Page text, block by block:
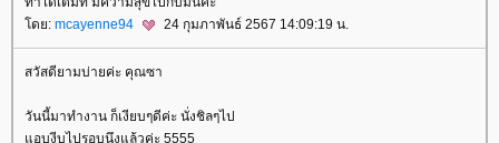
ดย: mcayenne94 24 กุมภาพันธ์ 2567 14:09:19 น.
สวัสดียามบ่ายค่ะ คุณซา
วันนี้มาทำงาน ก็เงียบๆดีค่ะ นั่งชิลๆไป
อบงีบไปรอบนึงแล้วค่ะ 5555